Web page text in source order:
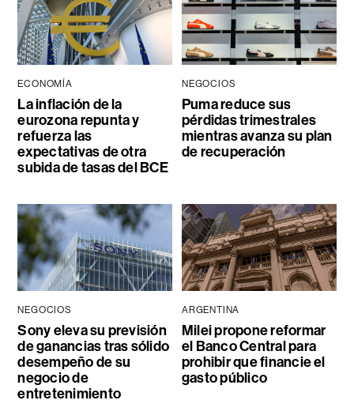
ECONOMÍA
La inflación de la
eurozona repunta y
refuerza las
expectativas de otra
subida de tasas del BCE
NEGOCIOS
Puma reduce sus
pérdidas trimestrales
mientras avanza su plan
de recuperación
NEGOCIOS
Sony eleva su previsión
de ganancias tras sólido
desempeño de su
negocio de
entretenimiento
ARGENTINA
Milei propone reformar
el Banco Central para
prohibir que financie el
gasto público